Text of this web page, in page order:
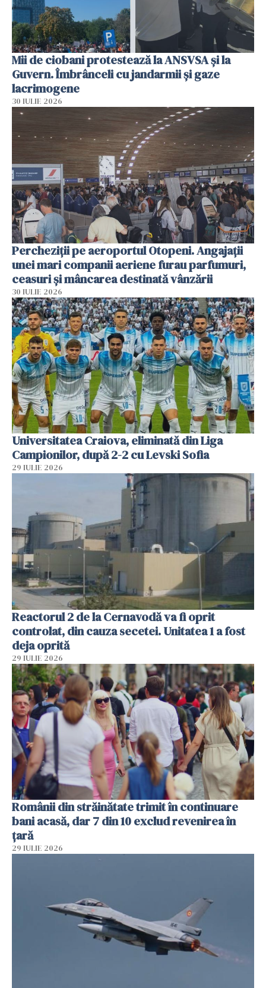
Mii de ciobani protestează la ANSVSA și la
Guvern. Îmbrânceli cu jandarmii și gaze
lacrimogene
30 IULIE 2026
Percheziții pe aeroportul Otopeni. Angajații
unei mari companii aeriene furau parfumuri,
ceasuri și mâncarea destinată vânzării
30 IULIE 2026
Universitatea Craiova, eliminată din Liga
Campionilor, după 2-2 cu Levski Sofia
29 IULIE 2026
Reactorul 2 de la Cernavodă va fi oprit
controlat, din cauza secetei. Unitatea 1 a fost
deja oprită
29 IULIE 2026
Românii din străinătate trimit în continuare
bani acasă, dar 7 din 10 exclud revenirea în
țară
29 IULIE 2026